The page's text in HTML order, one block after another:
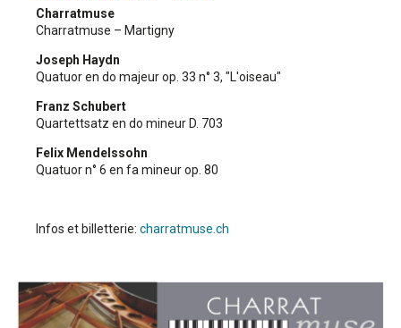
Charratmuse
Charratmuse – Martigny
Joseph Haydn
Quatuor en do majeur op. 33 n° 3, "L'oiseau"
Franz Schubert
Quartettsatz en do mineur D. 703
Felix Mendelssohn
Quatuor n° 6 en fa mineur op. 80
Infos et billetterie: charratmuse.ch